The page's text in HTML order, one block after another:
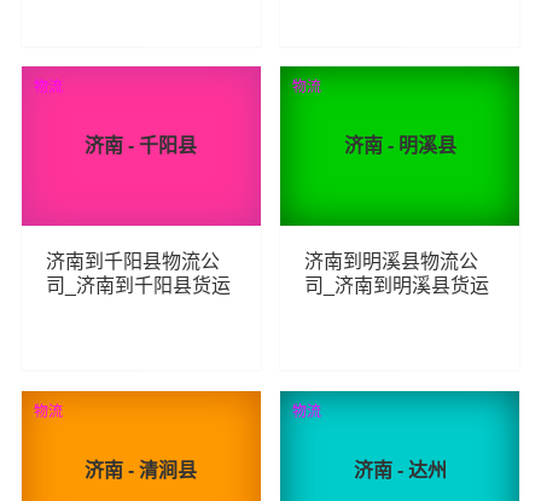
313 查看详细 80 查看详细
济南 - 千阳县
济南到千阳县物流公
司_济南到千阳县货运
90 查看详细
物流
济南 - 明溪县
济南到明溪县物流公
司_济南到明溪县货运
79 查看详细
物流
济南 - 清涧县
物流
济南 - 达州
物流